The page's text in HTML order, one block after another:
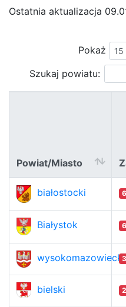
Ostatnia aktualizacja
Pokaż
Szukaj powiatu:
Powiat/Miasto
Powiat/Miasto
białostocki 6
Białystok 6
wysokomazowiecki3
bielski 2